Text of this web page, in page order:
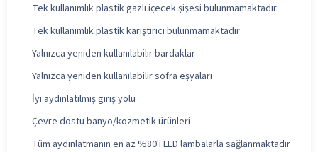
Tek kullanımlık plastik gazlı içecek şişesi bulunmamaktadır
Tek kullanımlık plastik karıştırıcı bulunmamaktadır
Yalnızca yeniden kullanılabilir bardaklar
Yalnızca yeniden kullanılabilir sofra eşyaları
İyi aydınlatılmış giriş yolu
Çevre dostu banyo/kozmetik ürünleri
Tüm aydınlatmanın en az %80'i LED lambalarla sağlanmaktadır